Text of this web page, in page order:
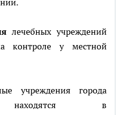
лечебных учреждений
контроле у местной
учреждения города
находятся в